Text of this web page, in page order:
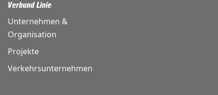
Verbund Linie
Unternehmen &
Organisation
Projekte
Verkehrsunternehmen